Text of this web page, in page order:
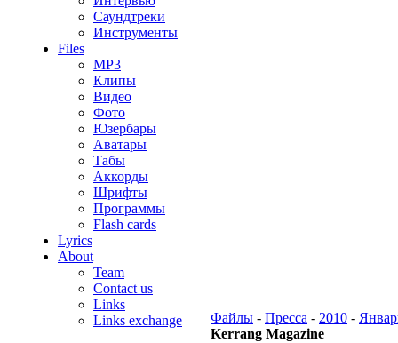
Саундтреки
Инструменты
Files
MP3
Клипы
Видео
Фото
Юзербары
Аватары
Табы
Аккорды
Шрифты
Программы
Flash cards
Lyrics
About
Team
Contact us
Links
Links exchange
Файлы - Пресса - 2010 -
Kerrang Magazine